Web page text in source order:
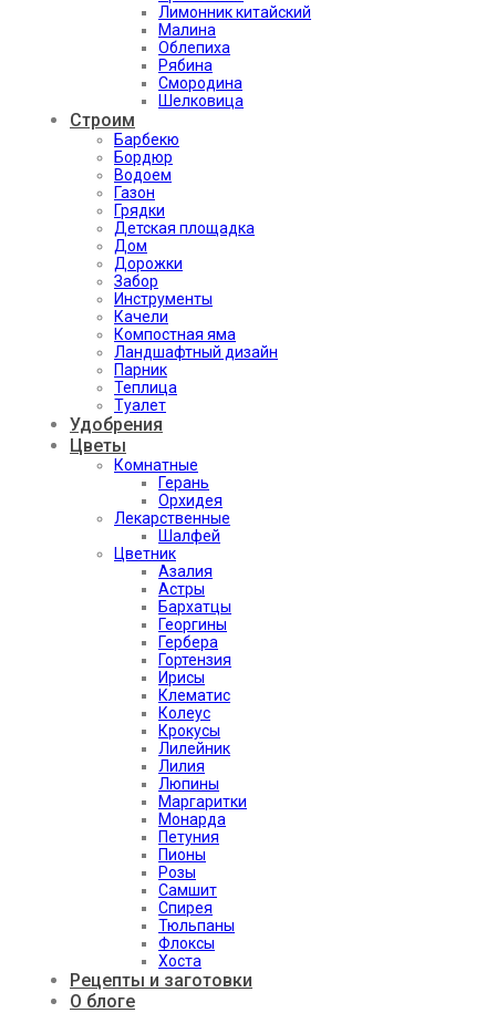
Лимонник китайский
Малина
Облепиха
Рябина
Смородина
Шелковица
Строим
Барбекю
Бордюр
Водоем
Газон
Грядки
Детская площадка
Дом
Дорожки
Забор
Инструменты
Качели
Компостная яма
Ландшафтный дизайн
Парник
Теплица
Туалет
Удобрения
Цветы
Комнатные
Герань
Орхидея
Лекарственные
Шалфей
Цветник
Азалия
Астры
Бархатцы
Георгины
Гербера
Гортензия
Ирисы
Клематис
Колеус
Крокусы
Лилейник
Лилия
Люпины
Маргаритки
Монарда
Петуния
Пионы
Розы
Самшит
Спирея
Тюльпаны
Флоксы
Хоста
Рецепты и заготовки
О блоге